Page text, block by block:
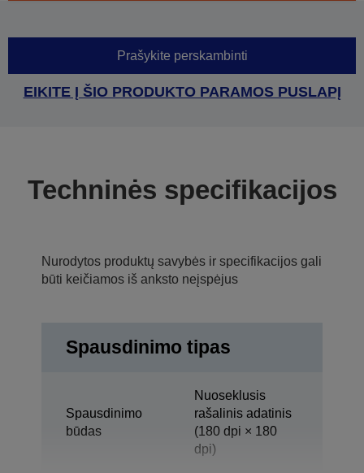
Prašykite perskambinti
EIKITE Į ŠIO PRODUKTO PARAMOS PUSLAPĮ
Techninės specifikacijos
Nurodytos produktų savybės ir specifikacijos gali
būti keičiamos iš anksto neįspėjus
Spausdinimo tipas
Spausdinimo
būdas
Nuoseklusis
rašalinis adatinis
(180 dpi × 180
dpi)